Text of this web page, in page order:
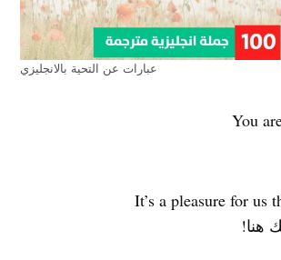
عبارات عن التحية بالانجليزي
هنا!